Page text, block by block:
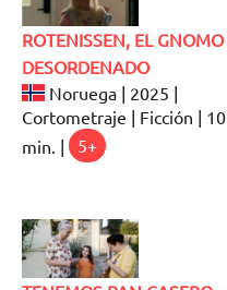
ROTENISSEN, EL GNOMO
DESORDENADO
Noruega | 2025 |
Cortometraje | Ficción | 10
min. |
5+